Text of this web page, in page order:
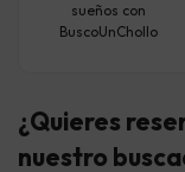
sueños con
BuscoUnChollo
¿Quieres
nuestro